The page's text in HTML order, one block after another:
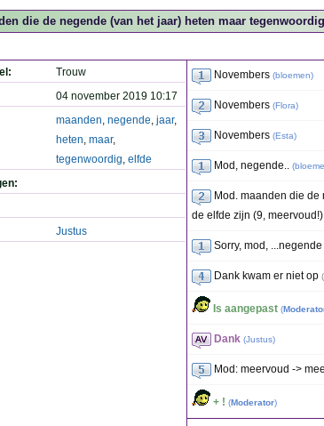
die de negende (van het jaar) heten maar
Trouw
04 november 2019 10:17
maanden, negende, jaar,
heten, maar,
tegenwoordig, elfde
Justus
Novembers (bloemen)
Novembers (Flora)
Novembers (Esta)
Mod, negende.. (
Mod. maanden die
de elfde zijn (9, meervoud!)
Sorry, mod,
Dank kwam er niet op (
Is aangepast (
Dank (Justus)
Mod: meervoud ->
+ ! (Moderator)